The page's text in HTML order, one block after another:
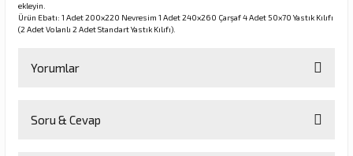
ekleyin.
Ürün Ebatı: 1 Adet 200x220 Nevresim 1 Adet 240x260 Çarşaf 4 Adet 50x70 Yastık Kılıfı
(2 Adet Volanlı 2 Adet Standart Yastık Kılıfı).
Yorumlar
Soru & Cevap